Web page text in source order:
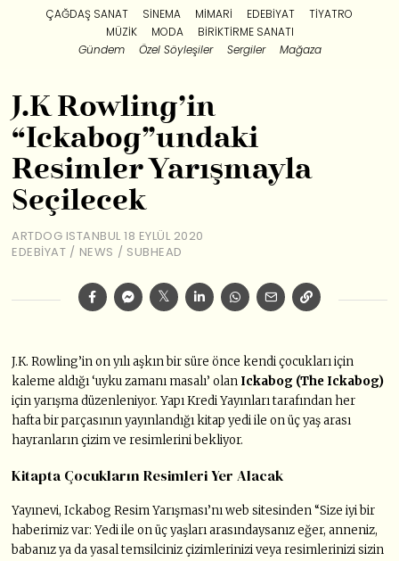
ÇAĞDAŞ SANAT SINEMA MIMARI EDEBIYAT
TIYATRO
MÜZIK
MODA
BIRIKTIRME SANATI
Gündem
Özel Söyleşiler Sergiler Mağaza
J.K Rowling’in
“Ickabog”undaki
Resimler Yarışmayla
Seçilecek
ARTDOG ISTANBUL 18 EYLÜL 2020
EDEBIYAT / NEWS / SUBHEAD
J.K. Rowling’in on yılı aşkın bir süre önce kendi çocukları için
kaleme aldığı ‘uyku zamanı masalı’ olan Ickabog (The Ickabog)
için yarışma düzenleniyor. Yapı Kredi Yayınları tarafından her
hafta bir parçasının yayınlandığı kitap yedi ile on üç yaş arası
hayranların çizim ve resimlerini bekliyor.
Kitapta Çocukların Resimleri Yer Alacak
Yayınevi, Ickabog Resim Yarışması’nı web sitesinden “Size iyi bir
haberimiz var: Yedi ile on üç yaşları arasındaysanız eğer, anneniz,
babanız ya da yasal temsilciniz çizimlerinizi veya resimlerinizi sizin